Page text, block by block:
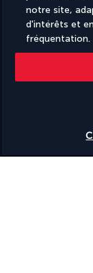
notre site,
d'intérêts et
fréquentation.